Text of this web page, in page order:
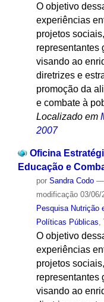
O objetivo
experiências
projetos
representantes
visando ao
diretrizes e
promoção da
e combate à
Localizado em
2007
Oficina
Educação e
por Sandra Codo —
modificação03/06/
Pesquisa Nutrição
Políticas Públicas,
O objetivo
experiências
projetos
representantes
visando ao